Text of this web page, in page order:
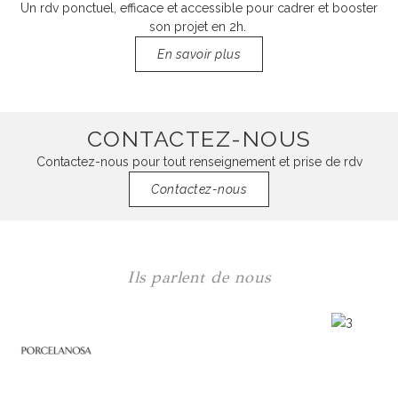
Un rdv ponctuel, efficace et accessible pour cadrer et booster
son projet en 2h.
En savoir plus
CONTACTEZ-NOUS
Contactez-nous pour tout renseignement et prise de rdv
Contactez-nous
Ils parlent de nous